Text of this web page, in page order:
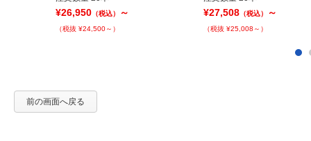
¥26,950 （税込） ～
（税抜 ¥24,500～）
¥27,508 （税込） ～
（税抜 ¥25,008～）
前の画面へ戻る